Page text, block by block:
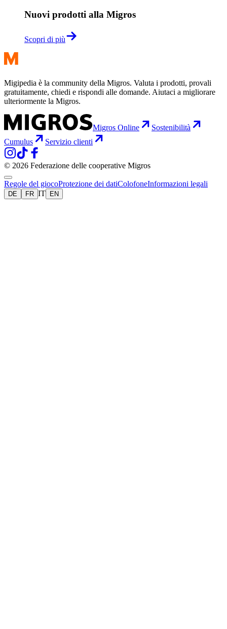
Nuovi prodotti alla Migros
Scopri di più
Migipedia è la community della Migros. Valuta i prodotti, provali
gratuitamente, chiedi e rispondi alle domande. Aiutaci a migliorare
ulteriormente la Migros.
Migros Online
Sostenibilità
Cumulus
Servizio clienti
© 2026 Federazione delle cooperative Migros
Regole del giocoProtezione dei datiColofoneInformazioni legali
DE FR IT EN